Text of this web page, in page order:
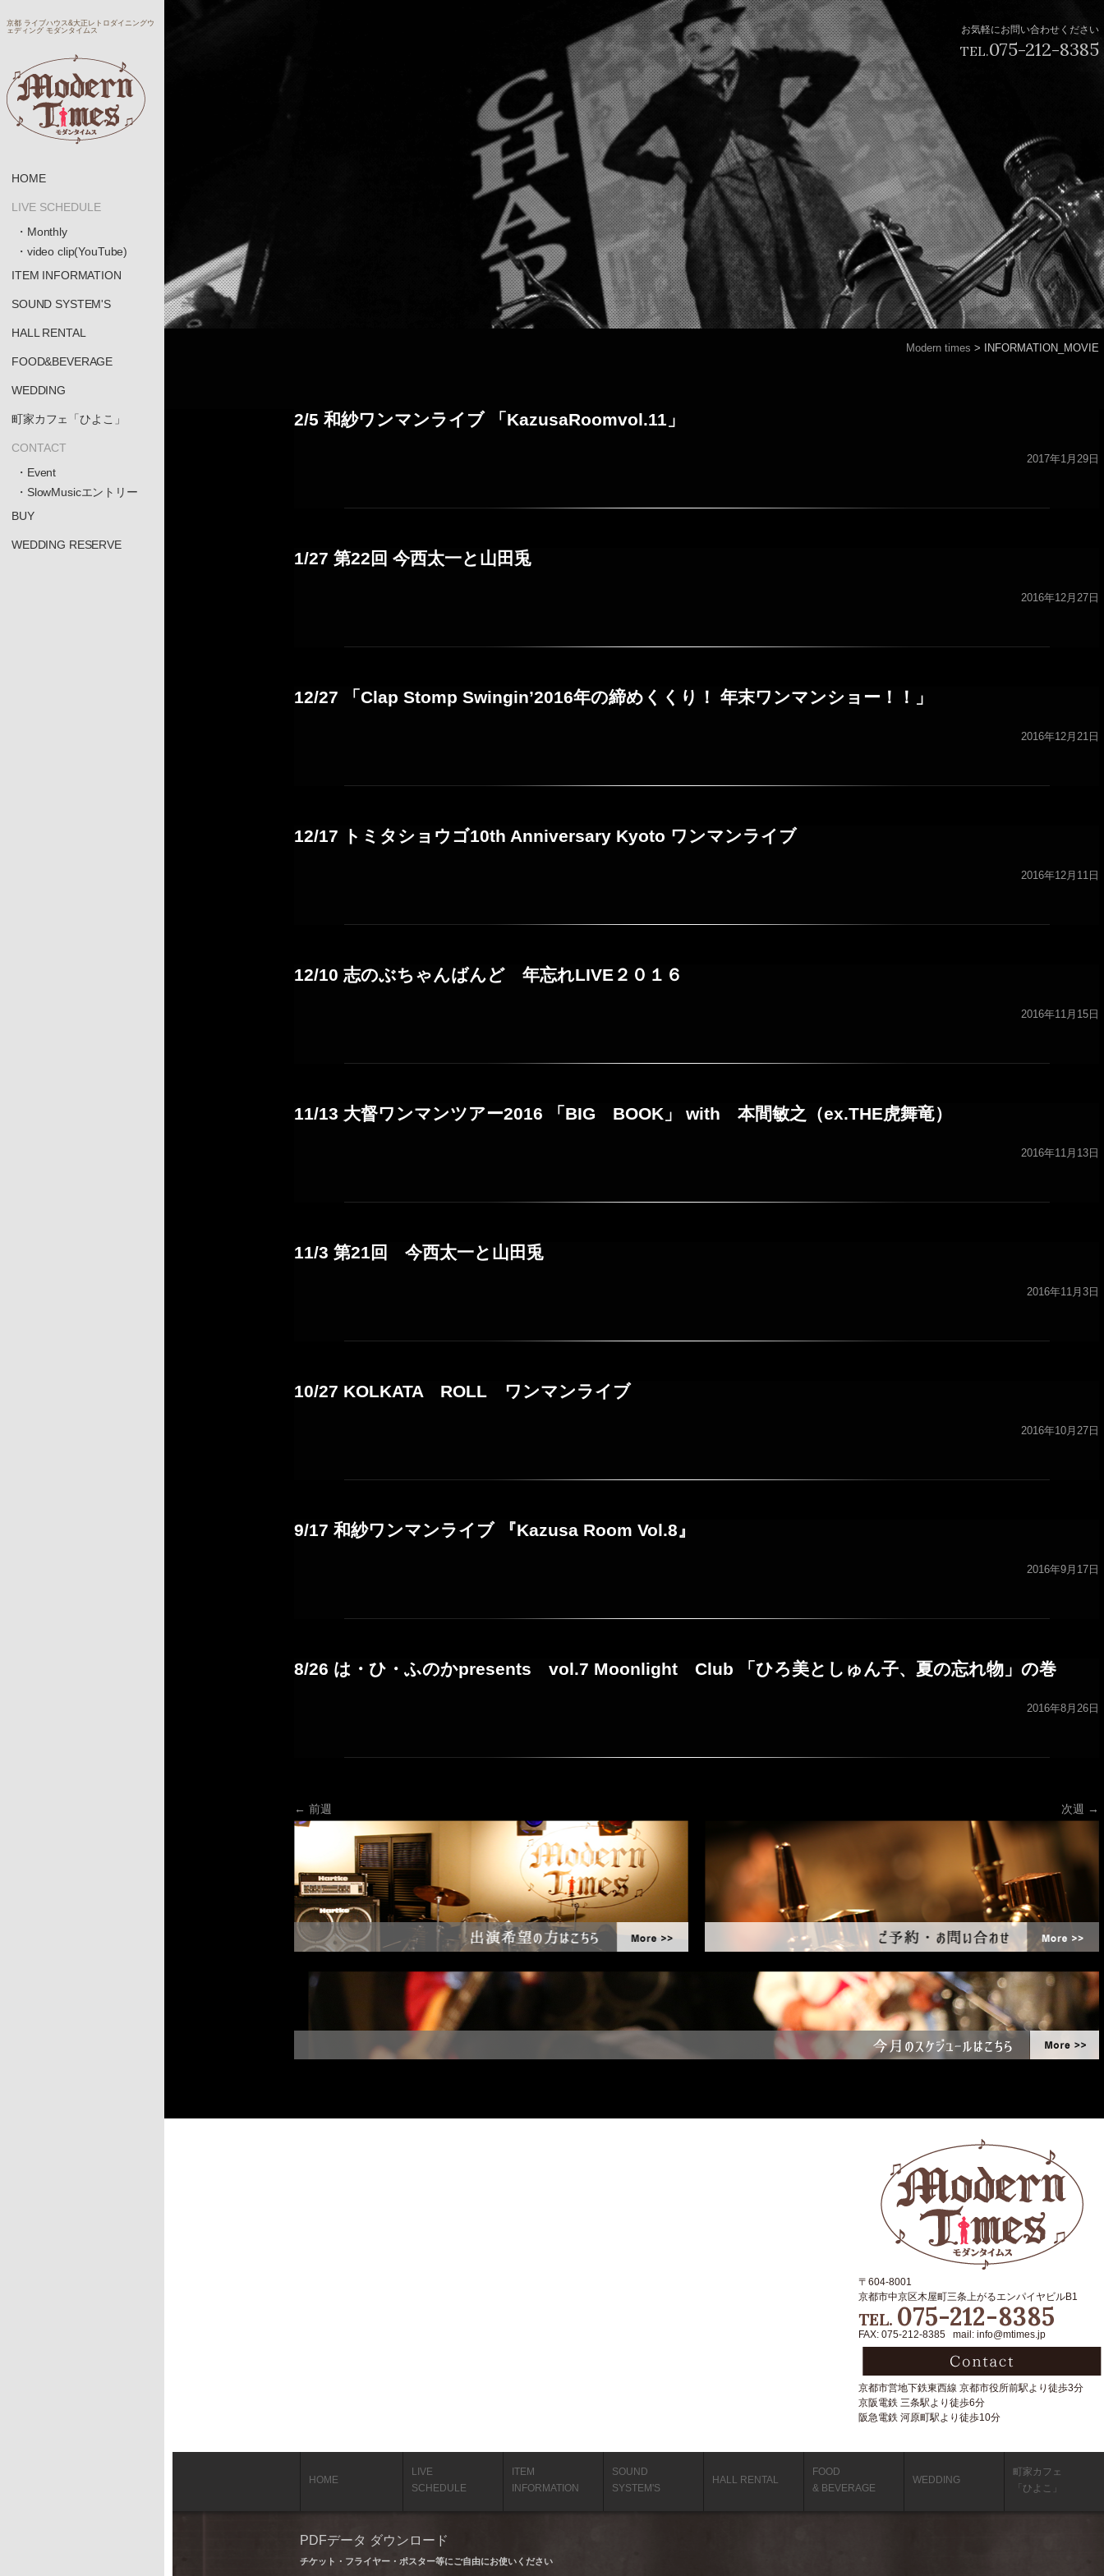
お気軽にお問い合わせください
TEL.075-212-8385
Modern times > INFORMATION_MOVIE
京都 ライブハウス&大正レトロダイニングウ
ェディング モダンタイムス
HOME
LIVE SCHEDULE
・Monthly
・video clip(YouTube)
ITEM INFORMATION
SOUND SYSTEM'S
HALL RENTAL
FOOD&BEVERAGE
WEDDING
町家カフェ「ひよこ」
CONTACT
・Event
・SlowMusicエントリー
BUY
WEDDING RESERVE
2/5 和紗ワンマンライブ 「KazusaRoomvol.11」
2017年1月29日
1/27 第22回 今西太一と山田兎
2016年12月27日
12/27 「Clap Stomp Swingin’2016年の締めくくり！ 年末ワンマンショー！！」
2016年12月21日
12/17 トミタショウゴ10th Anniversary Kyoto ワンマンライブ
2016年12月11日
12/10 志のぶちゃんばんど 年忘れLIVE２０１６
2016年11月15日
11/13 大督ワンマンツアー2016 「BIG BOOK」 with 本間敏之（ex.THE虎舞竜）
2016年11月13日
11/3 第21回 今西太一と山田兎
2016年11月3日
10/27 KOLKATA ROLL ワンマンライブ
2016年10月27日
9/17 和紗ワンマンライブ 『Kazusa Room Vol.8』
2016年9月17日
8/26 は・ひ・ふのかpresents vol.7 Moonlight Club 「ひろ美としゅん子、夏の忘れ物」の巻
2016年8月26日
次週 →
← 前週
〒604-8001
京都市中京区木屋町三条上がるエンパイヤビルB1
TEL. 075-212-8385
FAX: 075-212-8385 mail: info@mtimes.jp
京都市営地下鉄東西線 京都市役所前駅より徒歩3分
京阪電鉄 三条駅より徒歩6分
阪急電鉄 河原町駅より徒歩10分
HOME
LIVE
SCHEDULE
ITEM
INFORMATION
SOUND
SYSTEM'S
HALL RENTAL
FOOD
& BEVERAGE
WEDDING
町家カフェ
「ひよこ」
PDFデータ ダウンロード
チケット・フライヤー・ポスター等にご自由にお使いください